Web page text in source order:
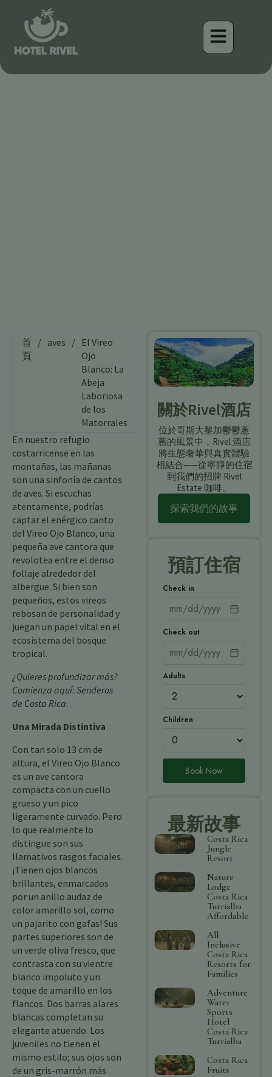
首
頁
/ aves / El Vireo
Ojo
Blanco: La
Abeja
Laboriosa
de los
Matorrales
En nuestro refugio
costarricense en las
montañas, las mañanas
son una sinfonía de cantos
de aves. Si escuchas
atentamente, podrías
captar el enérgico canto
del Vireo Ojo Blanco, una
pequeña ave cantora que
revolotea entre el denso
follaje alrededor del
albergue. Si bien son
pequeños, estos vireos
rebosan de personalidad y
juegan un papel vital en el
ecosistema del bosque
tropical.
¿Quieres profundizar más?
Comienza aquí: Senderos
de Costa Rica.
Una Mirada Distintiva
Con tan solo 13 cm de
altura, el Vireo Ojo Blanco
es un ave cantora
compacta con un cuello
grueso y un pico
ligeramente curvado. Pero
lo que realmente lo
distingue son sus
llamativos rasgos faciales.
¡Tienen ojos blancos
brillantes, enmarcados
por un anillo audaz de
color amarillo sol, como
un pajarito con gafas! Sus
partes superiores son de
un verde oliva fresco, que
contrasta con su vientre
blanco impoluto y un
toque de amarillo en los
flancos. Dos barras alares
blancas completan su
elegante atuendo. Los
juveniles no tienen el
mismo estilo; sus ojos son
de un gris-marrón más
關於Rivel酒店
位於哥斯大黎加鬱鬱蔥
蔥的風景中，Rivel 酒店
將生態奢華與真實體驗
相結合——從寧靜的住宿
到我們的招牌 Rivel
Estate 咖啡。
探索我們的故事
預訂住宿
Check in
Check out
Adults
Children
Book Now
最新故事
Costa Rica
Jungle
Resort
Nature
Lodge
Costa Rica
Turrialba
Affordable
All
Inclusive
Costa Rica
Resorts for
Families
Adventure
Water
Sports
Hotel
Costa Rica
Turrialba
Costa Rica
Fruits